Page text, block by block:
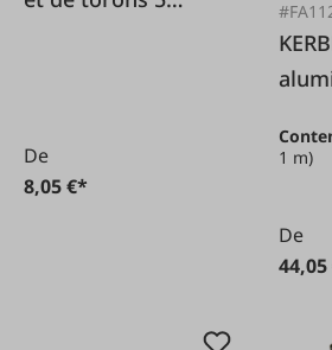
De
8,05 €*
KERBL
1 m)
De